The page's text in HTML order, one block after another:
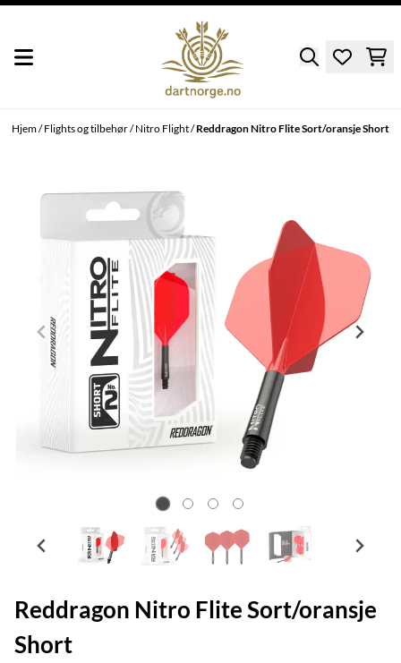
Hjem/Flights og tilbehør/Nitro Flight/Reddragon Nitro Flite Sort/oransje Short
Reddragon Nitro Flite Sort/oransje
Short